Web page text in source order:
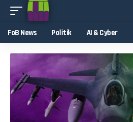
FoB News Politik AI & Cyber